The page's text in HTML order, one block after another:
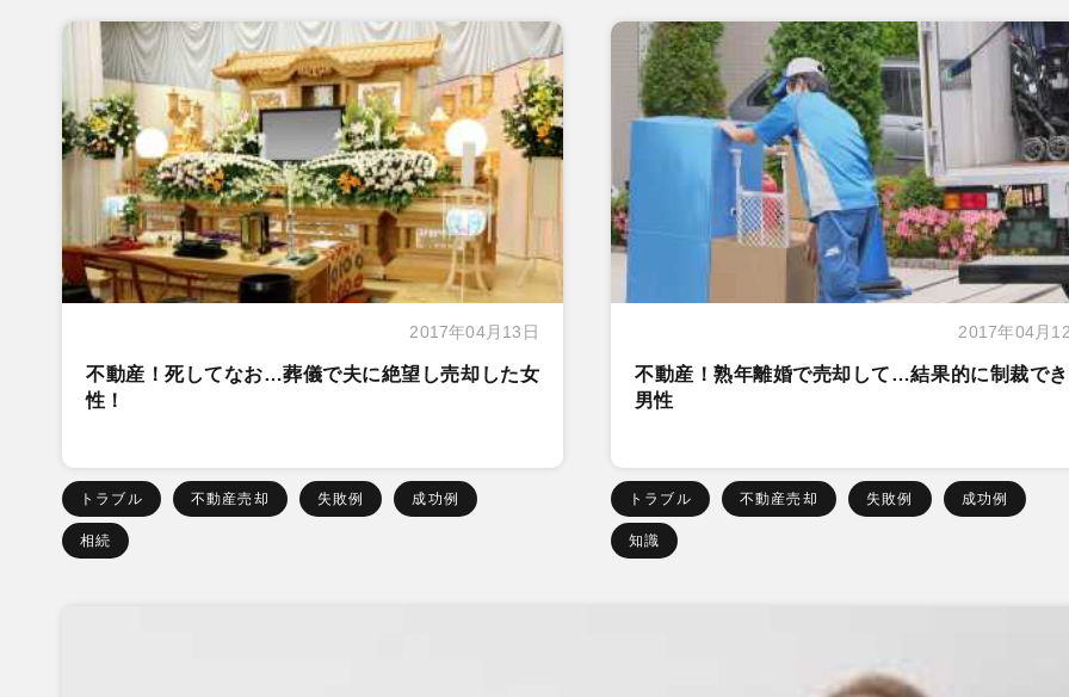
2017年04月13日
不動産！死してなお…葬儀で夫に絶望し売却した女
性！
トラブル 不動産売却 失敗例 成功例
相続
2017年04月
不動産！熟年離婚で売却して…結果的に制裁で
男性
トラブル 不動産売却 失敗例 成功例
知識